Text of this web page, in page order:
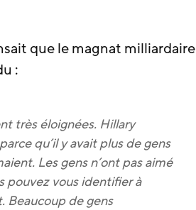
que le magnat milliardaire
:
très éloignées. Hillary
qu’il y avait plus de gens
Les gens n’ont pas aimé
pouvez vous identifier à
Beaucoup de gens